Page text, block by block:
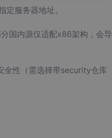
定服务器地址。
国内源仅适配x86架构，会导
全性（需选择带security仓库